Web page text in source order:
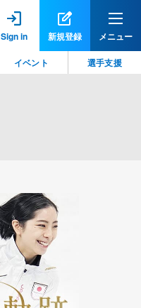
Sign in 新規登録 メニュー
イベント 選手支援